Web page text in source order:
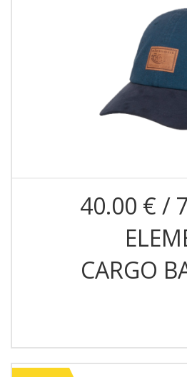
40.00 € /
CARGO